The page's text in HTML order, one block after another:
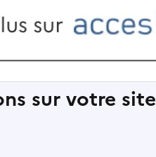
sur votre site